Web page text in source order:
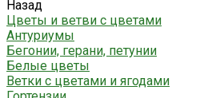
Назад
Цветы и ветви с цветами
Антуриумы
Бегонии, герани, петунии
Белые цветы
Ветки с цветами и ягодами